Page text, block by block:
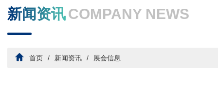
新闻资讯COMPANY NEWS
首页 新闻资讯 展会信息